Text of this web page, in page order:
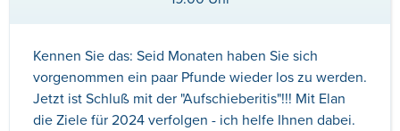
Kennen Sie das: Seid Monaten haben Sie sich
vorgenommen ein paar Pfunde wieder los zu werden.
Jetzt ist Schluß mit der "Aufschieberitis"!!! Mit Elan
die Ziele für 2024 verfolgen - ich helfe Ihnen dabei.